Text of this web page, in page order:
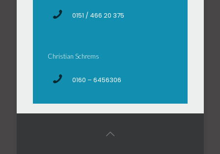
0151 / 466 20 375
Christian Schrems
0160 – 6456306